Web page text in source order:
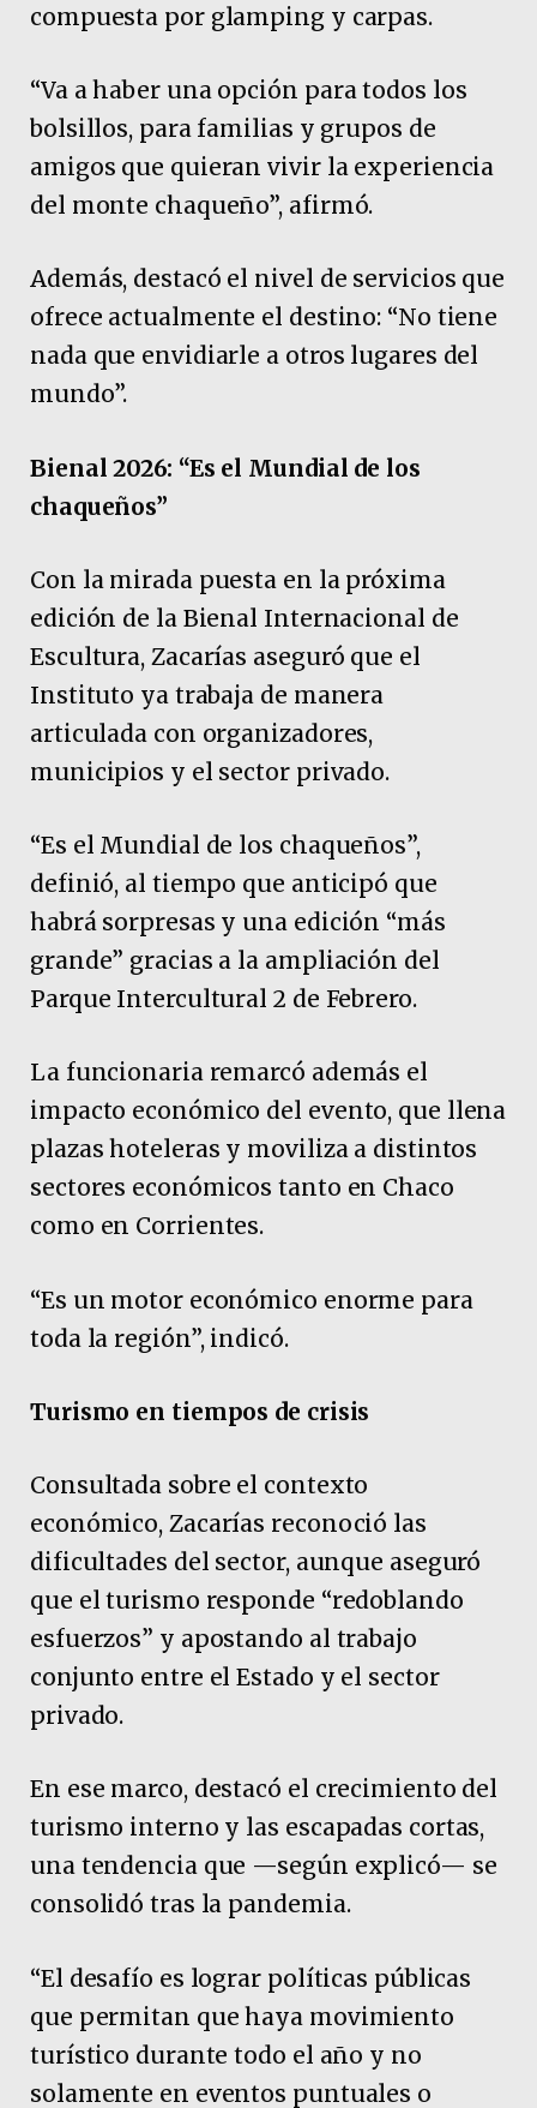
compuesta por glamping y carpas.
“Va a haber una opción para todos los
bolsillos, para familias y grupos de
amigos que quieran vivir la experiencia
del monte chaqueño”, afirmó.
Además, destacó el nivel de servicios que
ofrece actualmente el destino: “No tiene
nada que envidiarle a otros lugares del
mundo”.
Bienal 2026: “Es el Mundial de los
chaqueños”
Con la mirada puesta en la próxima
edición de la Bienal Internacional de
Escultura, Zacarías aseguró que el
Instituto ya trabaja de manera
articulada con organizadores,
municipios y el sector privado.
“Es el Mundial de los chaqueños”,
definió, al tiempo que anticipó que
habrá sorpresas y una edición “más
grande” gracias a la ampliación del
Parque Intercultural 2 de Febrero.
La funcionaria remarcó además el
impacto económico del evento, que llena
plazas hoteleras y moviliza a distintos
sectores económicos tanto en Chaco
como en Corrientes.
“Es un motor económico enorme para
toda la región”, indicó.
Turismo en tiempos de crisis
Consultada sobre el contexto
económico, Zacarías reconoció las
dificultades del sector, aunque aseguró
que el turismo responde “redoblando
esfuerzos” y apostando al trabajo
conjunto entre el Estado y el sector
privado.
En ese marco, destacó el crecimiento del
turismo interno y las escapadas cortas,
una tendencia que —según explicó— se
consolidó tras la pandemia.
“El desafío es lograr políticas públicas
que permitan que haya movimiento
turístico durante todo el año y no
solamente en eventos puntuales o